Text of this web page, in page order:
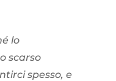
lo
scarso
spesso, e